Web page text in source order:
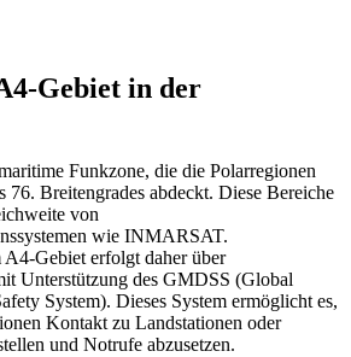
Gebiet in der
Funkzone, die die Polarregionen
76. Breitengrades abdeckt. Diese Bereiche
von
wie INMARSAT.
Gebiet erfolgt daher über
Unterstützung des GMDSS (Global
System). Dieses System ermöglicht es,
Kontakt zu Landstationen oder
und Notrufe abzusetzen.